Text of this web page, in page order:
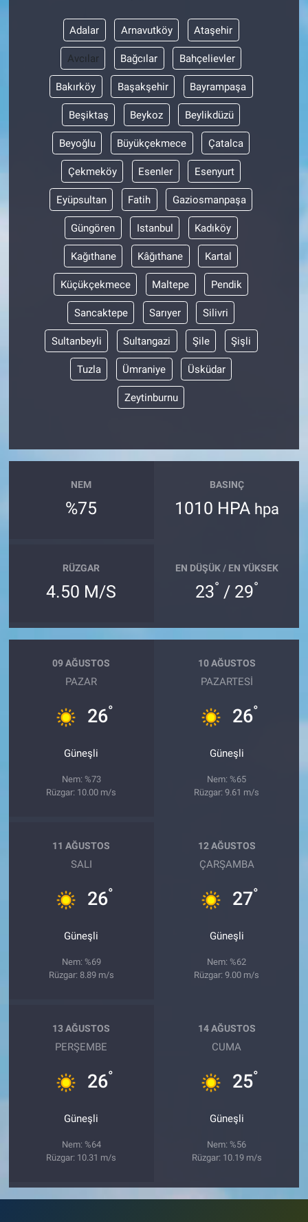
Adalar Arnavutköy Ataşehir
Avcılar Bağcılar Bahçelievler
Bakırköy Başakşehir Bayrampaşa
Beşiktaş Beykoz Beylikdüzü
Beyoğlu Büyükçekmece Çatalca
Çekmeköy Esenler Esenyurt
Eyüpsultan Fatih Gaziosmanpaşa
Güngören Istanbul Kadıköy
Kağıthane Kâğıthane Kartal
Küçükçekmece Maltepe Pendik
Sancaktepe Sarıyer Silivri
Sultanbeyli Sultangazi Şile Şişli
Tuzla Ümraniye Üsküdar
Zeytinburnu
NEM
%75
BASINÇ
1010 HPA hpa
RÜZGAR
4.50 M/S
EN DÜŞÜK / EN YÜKSEK
23° / 29°
09 AĞUSTOS
PAZAR
26°
Güneşli
Nem: %73
Rüzgar: 10.00 m/s
10 AĞUSTOS
PAZARTESI
26°
Güneşli
Nem: %65
Rüzgar: 9.61 m/s
11 AĞUSTOS
SALI
26°
Güneşli
Nem: %69
Rüzgar: 8.89 m/s
12 AĞUSTOS
ÇARŞAMBA
27°
Güneşli
Nem: %62
Rüzgar: 9.00 m/s
13 AĞUSTOS
PERŞEMBE
26°
Güneşli
Nem: %64
Rüzgar: 10.31 m/s
14 AĞUSTOS
CUMA
25°
Güneşli
Nem: %56
Rüzgar: 10.19 m/s